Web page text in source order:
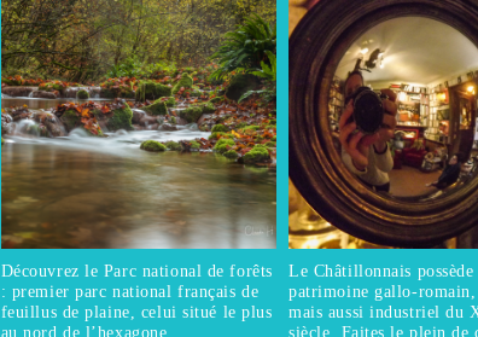
Découvrez le Parc national de forêts
: premier parc national français de
feuillus de plaine, celui situé le plus
au nord de l’hexagone.
Le Châtillonnais
patrimoine gallo-
mais aussi industriel du
siècle. Faites le plein de